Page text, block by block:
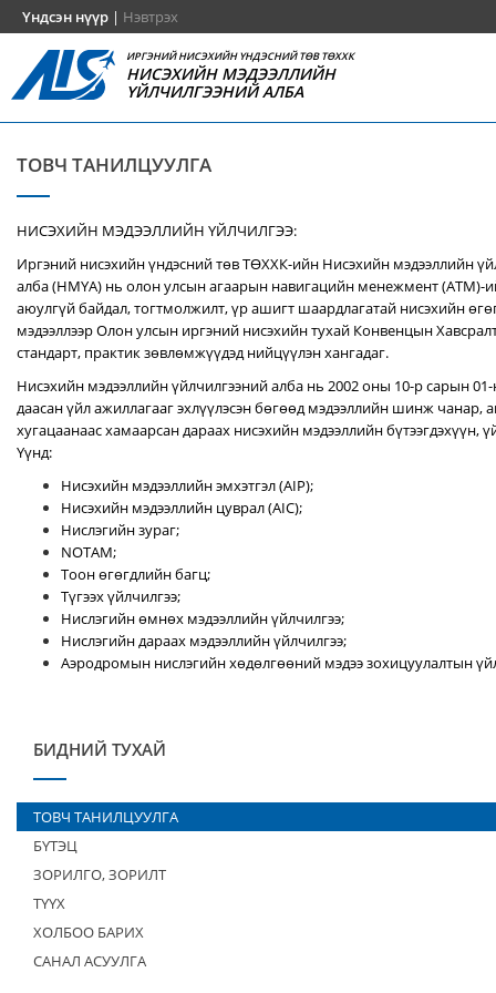
Үндсэн нүүр | Нэвтрэх
ИРГЭНИЙ НИСЭХИЙН ҮНДЭСНИЙ ТӨВ ТӨХХК
НИСЭХИЙН МЭДЭЭЛЛИЙН
ҮЙЛЧИЛГЭЭНИЙ АЛБА
ТОВЧ ТАНИЛЦУУЛГА
НИСЭХИЙН МЭДЭЭЛЛИЙН ҮЙЛЧИЛГЭЭ:
Иргэний нисэхийн үндэсний төв ТӨХХК-ийн Нисэхийн мэдээллийн
алба (НМҮА) нь олон улсын агаарын навигацийн менежмент (ATM)-
аюулгүй байдал, тогтмолжилт, үр ашигт шаардлагатай нисэхийн
мэдээллээр Олон улсын иргэний нисэхийн тухай Конвенцын
стандарт, практик зөвлөмжүүдэд нийцүүлэн хангадаг.
Нисэхийн мэдээллийн үйлчилгээний алба нь 2002 оны 10-р сарын
даасан үйл ажиллагааг эхлүүлэсэн бөгөөд мэдээллийн шинж чанар,
хугацаанаас хамаарсан дараах нисэхийн мэдээллийн бүтээгдэхүүн,
Үүнд:
Нисэхийн мэдээллийн эмхэтгэл (AIP);
Нисэхийн мэдээллийн цуврал (AIC);
Нислэгийн зураг;
NOTAM;
Тоон өгөгдлийн багц;
Түгээх үйлчилгээ;
Нислэгийн өмнөх мэдээллийн үйлчилгээ;
Нислэгийн дараах мэдээллийн үйлчилгээ;
Аэродромын нислэгийн хөдөлгөөний мэдээ зохицуулалтын
БИДНИЙ ТУХАЙ
ТОВЧ ТАНИЛЦУУЛГА
БҮТЭЦ
ЗОРИЛГО, ЗОРИЛТ
ТҮҮХ
ХОЛБОО БАРИХ
САНАЛ АСУУЛГА